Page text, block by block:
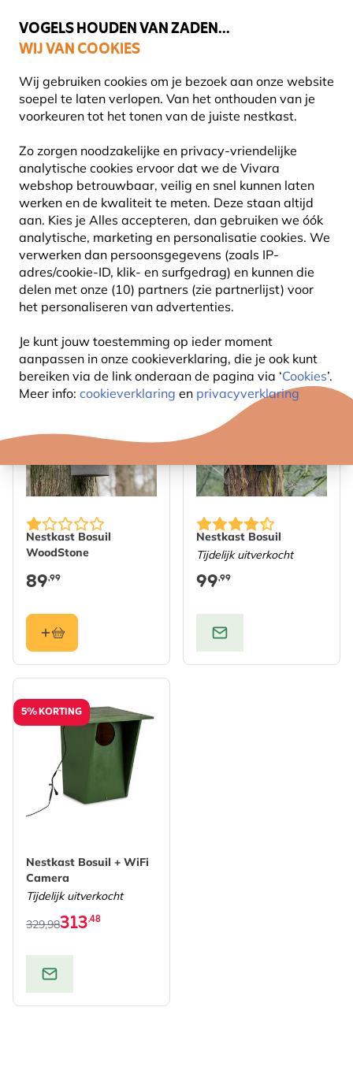
VOGELS HOUDEN VAN ZADEN...
WIJ VAN COOKIES
Wij gebruiken cookies om je bezoek aan onze website
soepel te laten verlopen. Van het onthouden van je
voorkeuren tot het tonen van de juiste nestkast.
Zo zorgen noodzakelijke en privacy-vriendelijke
analytische cookies ervoor dat we de Vivara
webshop betrouwbaar, veilig en snel kunnen laten
werken en de kwaliteit te meten. Deze staan altijd
aan. Kies je Alles accepteren, dan gebruiken we óók
analytische, marketing en personalisatie cookies. We
verwerken dan persoonsgegevens (zoals IP-
adres/cookie-ID, klik- en surfgedrag) en kunnen die
delen met onze (10) partners (zie partnerlijst) voor
het personaliseren van advertenties.
Je kunt jouw toestemming op ieder moment
aanpassen in onze cookieverklaring, die je ook kunt
bereiken via de link onderaan de pagina via ‘Cookies’.
Meer info: cookieverklaring en privacyverklaring
Gratis thuisbezorgd vanaf €49
BOSUIL NESTKASTEN
Bosuilen zijn een van de meest voorkomende uilen in
bossen, parken en tuinen. Deze fascinerende
nachtvogels hebben veilige, afgesloten ruimtes nodig o
Lees meer
Producten
Nestkast Bosuil
WoodStone
89,99
Nestkast Bosuil
Tijdelijk uitverkocht
99,99
5% KORTING
Nestkast Bosuil + WiFi
Camera
Tijdelijk uitverkocht
329,98313,48